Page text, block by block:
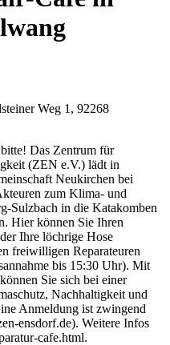
Weg 1, 92268
Das Zentrum für
(ZEN e.V.) lädt in
Neukirchen bei
zum Klima- und
Sulzbach in die Katakomben
Hier können Sie Ihren
Ihre löchrige Hose
freiwilligen Reparateuren
bis 15:30 Uhr). Mit
Sie sich bei einer
Nachhaltigkeit und
Anmeldung ist zwingend
ensdorf.de). Weitere Infos
cafe.html.